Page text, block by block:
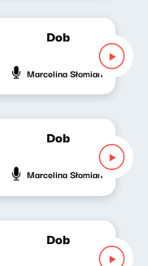
Dobrze
Marcelina Słomian
Dobrze
Marcelina Słomian
Dobrze